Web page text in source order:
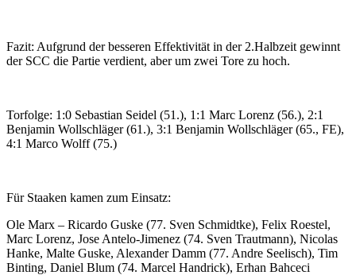
Fazit: Aufgrund der besseren Effektivität in der 2.Halbzeit gewinnt
der SCC die Partie verdient, aber um zwei Tore zu hoch.
Torfolge: 1:0 Sebastian Seidel (51.), 1:1 Marc Lorenz (56.), 2:1
Benjamin Wollschläger (61.), 3:1 Benjamin Wollschläger (65., FE),
4:1 Marco Wolff (75.)
Für Staaken kamen zum Einsatz:
Ole Marx – Ricardo Guske (77. Sven Schmidtke), Felix Roestel,
Marc Lorenz, Jose Antelo-Jimenez (74. Sven Trautmann), Nicolas
Hanke, Malte Guske, Alexander Damm (77. Andre Seelisch), Tim
Binting, Daniel Blum (74. Marcel Handrick), Erhan Bahceci